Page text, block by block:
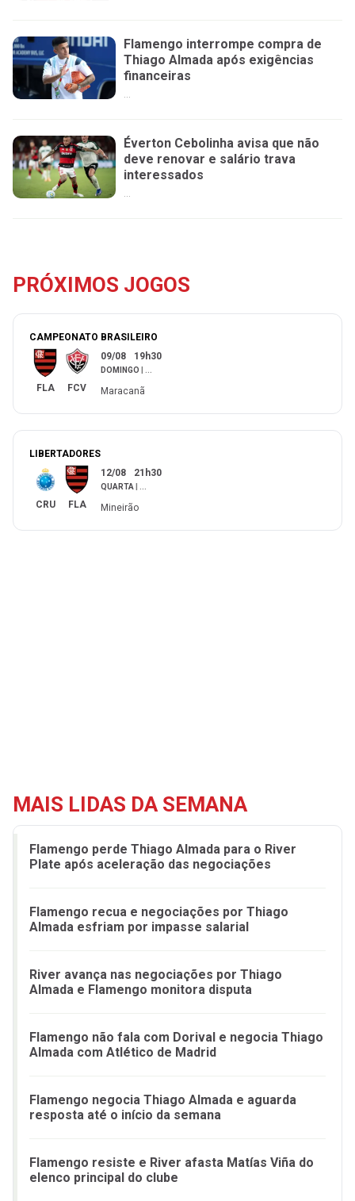
Flamengo interrompe compra de
Thiago Almada após exigências
financeiras
Éverton Cebolinha avisa que não
deve renovar e salário trava
interessados
...
PRÓXIMOS JOGOS
CAMPEONATO BRASILEIRO
FLA FCV
09/08 19h30
DOMINGO
Maracanã
LIBERTADORES
CRU FLA
12/08 21h30
QUARTA
Mineirão
MAIS LIDAS DA SEMANA
Flamengo perde Thiago Almada para o River
Plate após aceleração das negociações
Flamengo recua e negociações por Thiago
Almada esfriam por impasse salarial
River avança nas negociações por Thiago
Almada e Flamengo monitora disputa
Flamengo não fala com Dorival e negocia Thiago
Almada com Atlético de Madrid
Flamengo negocia Thiago Almada e aguarda
resposta até o início da semana
Flamengo resiste e River afasta Matías Viña do
elenco principal do clube